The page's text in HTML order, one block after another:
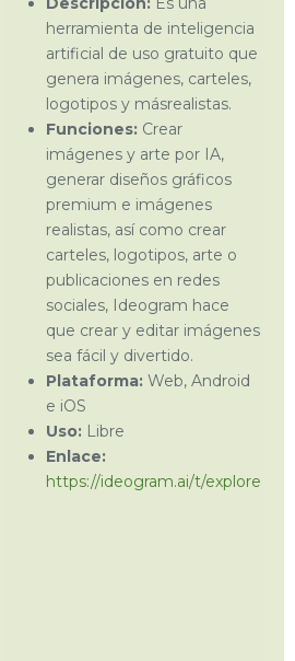
herramienta de inteligencia
artificial de uso gratuito que
genera imágenes, carteles,
logotipos y másrealistas.
Funciones:Crear
imágenes y arte por IA,
generar diseños gráficos
premium e imágenes
realistas, así como crear
carteles, logotipos, arte o
publicaciones en redes
sociales, Ideogram hace
que crear y editar imágenes
sea fácil y divertido.
Plataforma:Web, Android
e iOS
Uso: Libre
Enlace:
https://ideogram.ai/t/explore